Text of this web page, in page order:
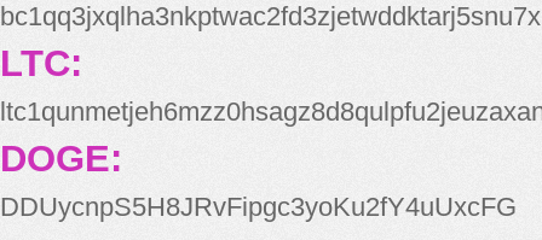
bc1qq3jxqlha3nkptwac2fd3zjetwddktarj5snu7x
LTC:
DOGE:
DDUycnpS5H8JRvFipgc3yoKu2fY4uUxcFG